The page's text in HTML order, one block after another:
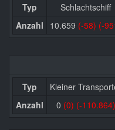
Typ
Schlachtschiff
Anzahl
10.659 (-58) (-
Typ Kleiner
Anzahl
0 (0) (-110.864)